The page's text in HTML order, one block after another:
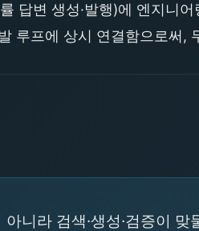
답변 생성·발행)에 엔지니
루프에 상시 연결함으로써,
니라 검색·생성·검증이